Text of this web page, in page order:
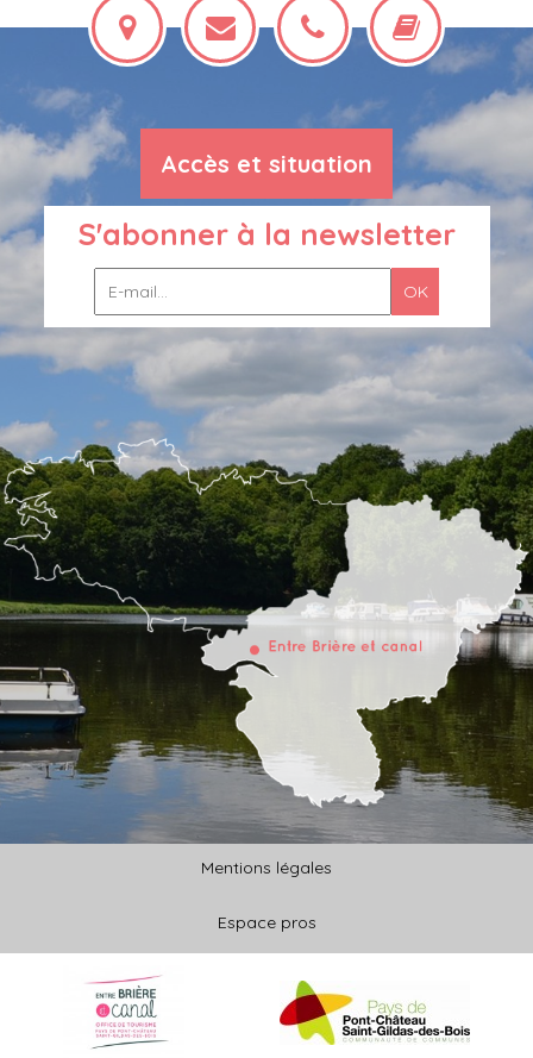
Accès et situation
S'abonner à la newsletter
Mentions légales
Espace pros